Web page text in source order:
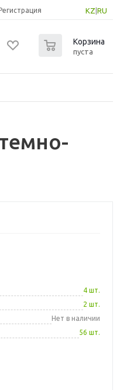
KZ RU
Корзина
пуста
4 шт.
2 шт.
Нет в наличии
56 шт.